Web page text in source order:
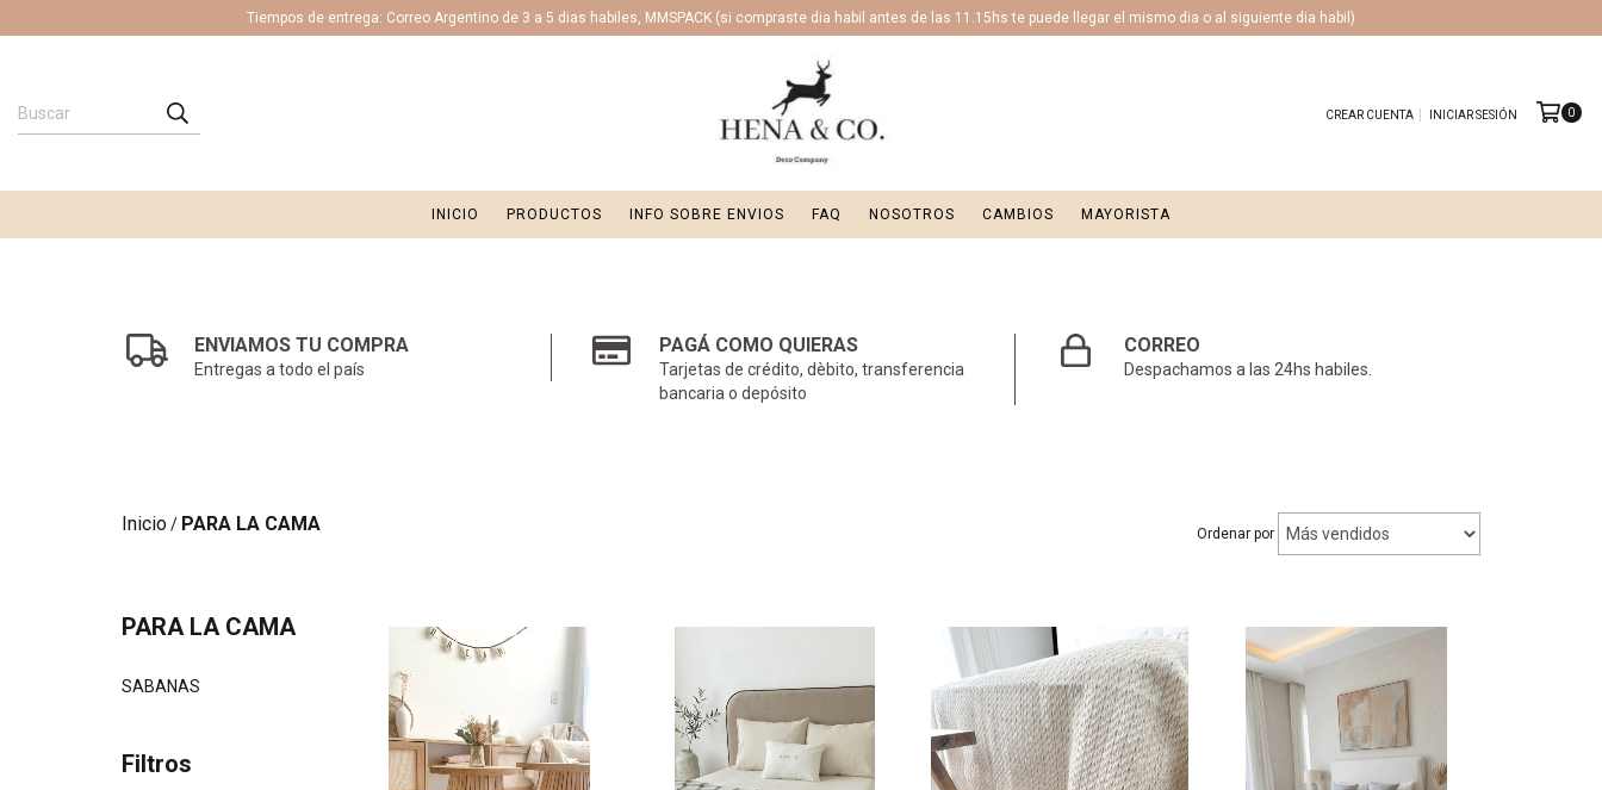
Tiempos de entrega: Correo Argentino de 3 a 5 dias habiles, MMSPACK (si compraste dia habil antes de las 11.15hs te puede llegar el mismo dia o al siguiente dia habil)
CREAR CUENTA INICIAR SESIÓN 0
INICIO PRODUCTOS INFO SOBRE ENVIOS FAQ NOSOTROS CAMBIOS MAYORISTA
ENVIAMOS TU COMPRA
Entregas a todo el país
PAGÁ COMO QUIERAS
Tarjetas de crédito, dèbito, transferencia
bancaria o depósito
CORREO
Despachamos a las 24hs habiles.
Inicio/ PARA LA CAMA Ordenar por
PARA LA CAMA
SABANAS
Filtros